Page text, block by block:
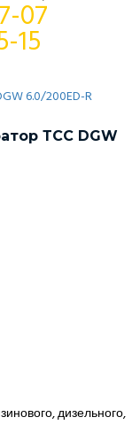
07
15
ТСС DGW
дизельного,